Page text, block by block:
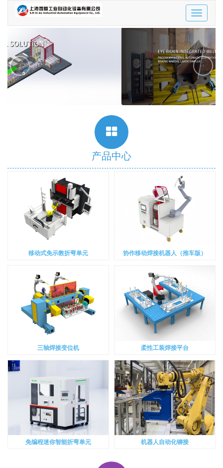
Toggle
‹ ›
产品中心
移动式免示教折弯单元 协作移动焊接机器人（推车版）
三轴焊接变位机 柔性工装焊接平台
免编程迷你智能折弯单元 机器人自动化铆接